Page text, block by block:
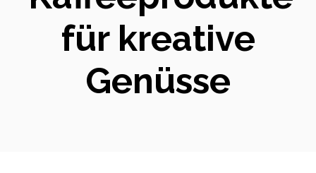
für kreative
Genüsse